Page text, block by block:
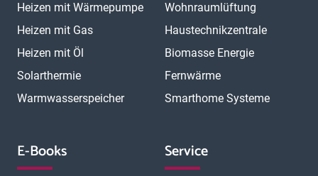
Heizen mit Wärmepumpe
Heizen mit Gas
Heizen mit Öl
Solarthermie
Warmwasserspeicher
Wohnraumlüftung
Haustechnikzentrale
Biomasse Energie
Fernwärme
Smarthome Systeme
E-Books Service